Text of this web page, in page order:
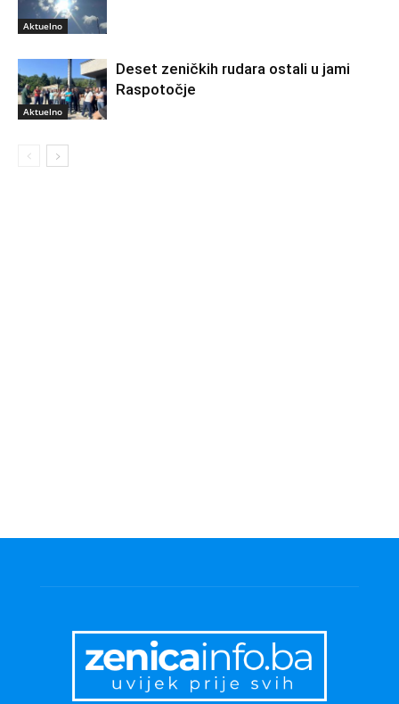
Aktuelno
Aktuelno
Deset zeničkih rudara ostali u jami
Raspotočje